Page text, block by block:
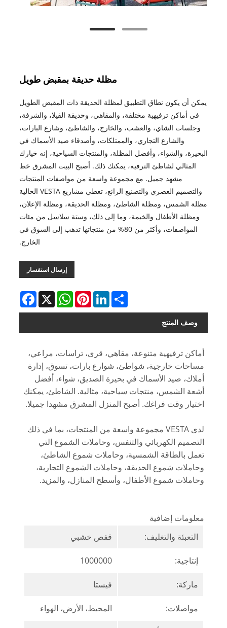
مظلة حديقة بمقبض طويل
يمكن أن يكون نطاق التطبيق لمظلة الحديقة ذات المقبض الطويل
في أماكن ترفيهية مختلفة، والمقاهي، وحديقة الفيلا، والشرفة،
وجلسات الشاي، والعشب، والخارج، والشاطئ، وشارع البارات،
والشارع التجاري، والممتلكات، وأصدقاء صيد الأسماك في
البحيرة، والشواء، وأفضل المظلة، والمنتجات السياحية، إنه خيارك
المثالي لشاطئ الترفيه، يمكنك ذلك. أصبح البيت المشرق خط
مشهد جميل. مع مجموعة واسعة من مواصفات المنتجات
والتصميم العصري والتصنيع الرائع، تغطي مشاريع VESTA الحالية
مظلة الشمس، ومظلة الشاطئ، ومظلة الحديقة، ومظلة الإعلان،
ومظلة الأطفال والخيمة، وما إلى ذلك، وستة سلاسل من مئات
المواصفات، وأكثر من 80% من منتجاتها تذهب إلى السوق في
الخارج.
إرسال استفسار
Facebook X
WhatsAppPinterestLinkedInShare
وصف المنتج
أماكن ترفيهية متنوعة، مقاهي، قرى، تراسات، مراعي،
مساحات خارجية، شواطئ، شوارع بارات، تسوق، إدارة
أملاك، صيد الأسماك في بحيرة الصديق، شواء، أفضل
أشعة الشمس، منتجات سياحية، مثالية. الشاطئ، يمكنك
اختيار وقت فراغك. أصبح المنزل المشرق مشهدا جميلا.
لدى VESTA مجموعة واسعة من المنتجات، بما في ذلك
التصميم الكهربائي والتنفس، وحاملات الشموع التي
تعمل بالطاقة الشمسية، وحاملات شموع الشاطئ،
وحاملات شموع الحديقة، وحاملات الشموع التجارية،
وحاملات شموع الأطفال، وأسطح المنازل، والمزيد.
معلومات إضافية
التعبئة والتغليف:
قفص خشبي
إنتاجية: 1000000
ماركة: فيستا
مواصلات: المحيط، الأرض، الهواء